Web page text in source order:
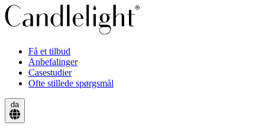
Få et tilbud
Anbefalinger
Casestudier
Ofte stillede spørgsmål
da